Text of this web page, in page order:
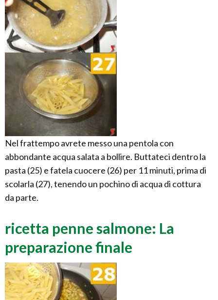
Nel frattempo avrete messo una pentola con
abbondante acqua salata a bollire. Buttateci dentro la
pasta (25) e fatela cuocere (26) per 11 minuti, prima di
scolarla (27), tenendo un pochino di acqua di cottura
da parte.
ricetta penne salmone: La
preparazione finale